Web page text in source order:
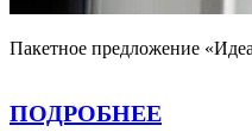
Пакетное предложение
ПОДРОБНЕЕ